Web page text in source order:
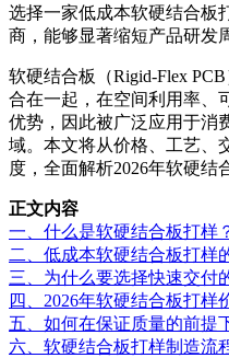
选择一家低成本软硬结合板
商，能够显著缩短产品研发
软硬结合板（Rigid-Flex
合在一起，在空间利用率、
优势，因此被广泛应用于消
域。本文将从价格、工艺、
度，全面解析2026年软硬结
正文内容
一、什么是软硬结合板打样
二、低成本软硬结合板打样
三、为什么要选择快速交付
四、2026年软硬结合板打样
五、如何在保证质量的前提
六、软硬结合板打样制造流